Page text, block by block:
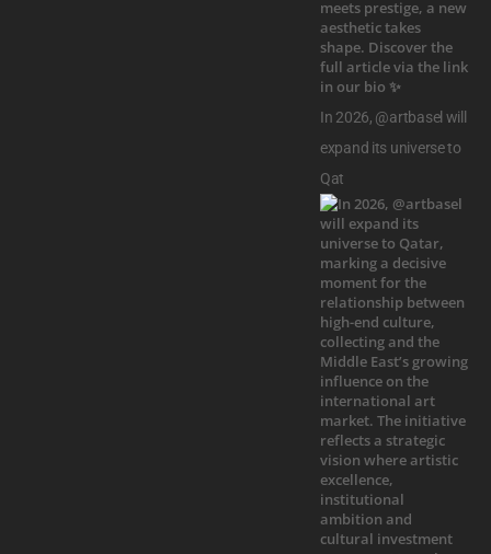
In 2026, @artbasel will
expand its universe to
Qat